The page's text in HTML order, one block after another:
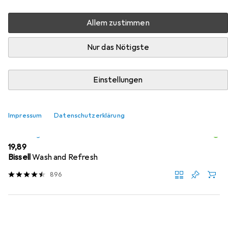
Allem zustimmen
Nur das Nötigste
Einstellungen
Impressum Datenschutzerklärung
Relevanz
Produktliste
EUR
19,89
BissellWash and Refresh
896